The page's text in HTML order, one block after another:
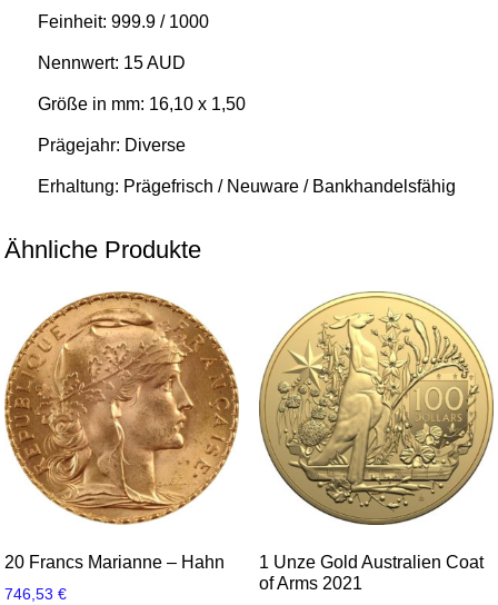
Feinheit: 999.9 / 1000
Nennwert: 15 AUD
Größe in mm: 16,10 x 1,50
Prägejahr: Diverse
Erhaltung: Prägefrisch / Neuware / Bankhandelsfähig
Ähnliche Produkte
20 Francs Marianne – Hahn
746,53€
1 Unze Gold Australien Coat
of Arms 2021